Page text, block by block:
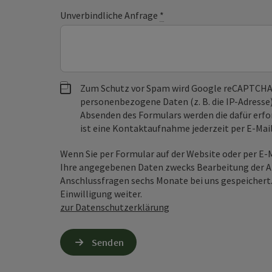
Unverbindliche Anfrage *
Zum Schutz vor Spam wird Google
personenbezogene Daten (z. B. die IP-
Absenden des Formulars werden die dafür
ist eine Kontaktaufnahme jederzeit per E-
Wenn Sie per Formular auf der Website oder per
Ihre angegebenen Daten zwecks Bearbeitung der
Anschlussfragen sechs Monate bei uns
Einwilligung weiter.
zur Datenschutzerklärung
Senden